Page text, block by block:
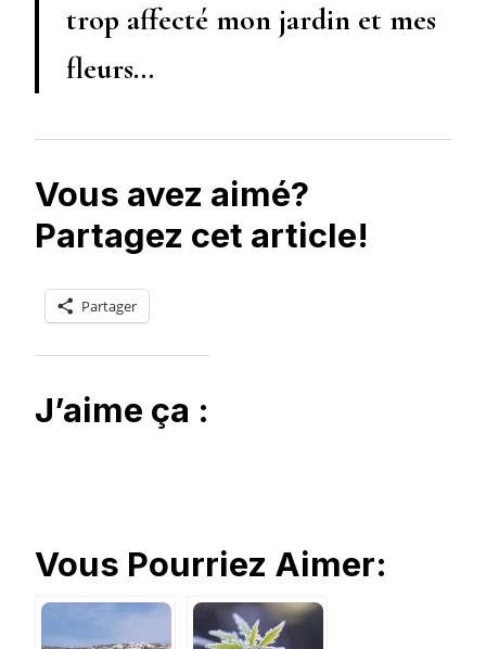
trop affecté mon jardin et mes
fleurs…
Vous avez aimé?
Partagez cet article!
Partager
J’aime ça :
Vous Pourriez Aimer: